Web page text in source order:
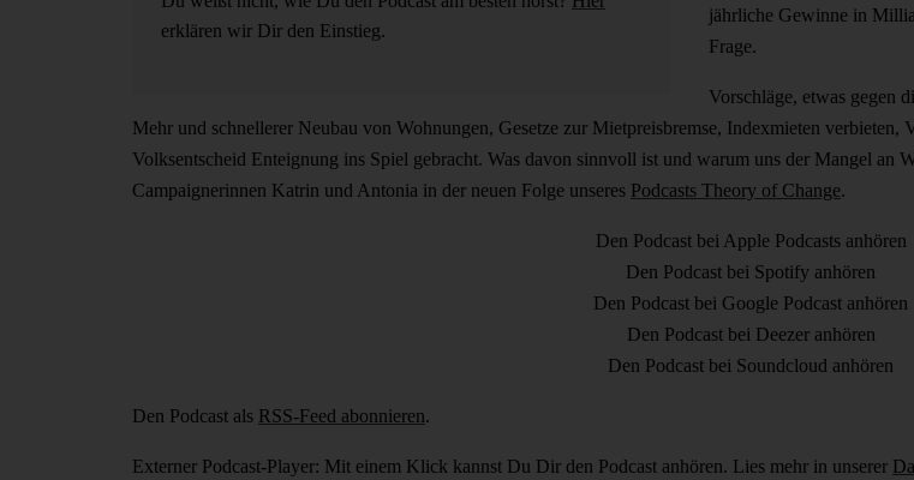
erklären wir Dir den Einstieg.
jährliche Gewinne in
Frage.
Vorschläge, etwas gegen
Mehr und schnellerer Neubau von Wohnungen, Gesetze zur Mietpreisbremse, Indexmieten
Volksentscheid Enteignung ins Spiel gebracht. Was davon sinnvoll ist und warum uns der Mangel an
Campaignerinnen Katrin und Antonia in der neuen Folge unseres Podcasts Theory of Change.
Den Podcast bei Apple Podcasts anhören
Den Podcast bei Spotify anhören
Den Podcast bei Google Podcast anhören
Den Podcast bei Deezer anhören
Den Podcast bei Soundcloud anhören
Den Podcast als RSS-Feed abonnieren.
Externer Podcast-Player: Mit einem Klick kannst Du Dir den Podcast anhören. Lies mehr in unserer